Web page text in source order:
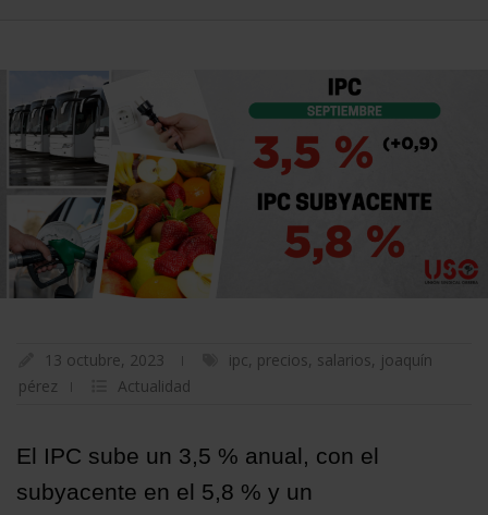
13 octubre, 2023 ipc, precios, salarios, joaquín
pérez
Actualidad
El IPC sube un 3,5 % anual, con el
subyacente en el 5,8 % y un